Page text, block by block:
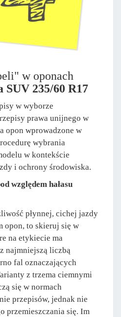
w oponach
235/60 R17
w wyborze
prawa unijnego w
opon wprowadzone w
wybrania
w kontekście
i ochrony środowiska.
względem hałasu
płynnej, cichej jazdy
opon, to skieruj się w
na etykiecie ma
najmniejszą liczbą
fal oznaczających
z trzema ciemnymi
się w normach
przepisów, jednak nie
przemieszczania się. Im